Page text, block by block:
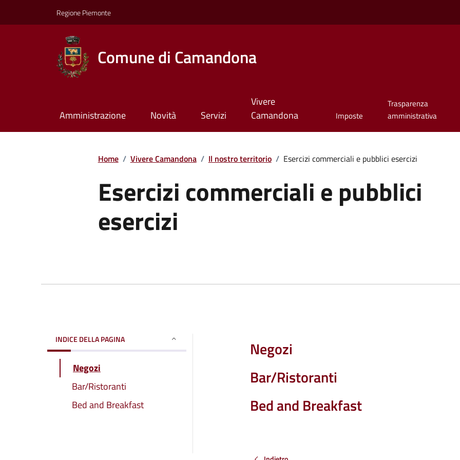
Regione Piemonte
Comune di Camandona
Amministrazione Novità Servizi
Vivere
Camandona
Imposte
Trasparenza
amministrativa
Home / Vivere Camandona / Il nostro territorio / Esercizi commerciali e pubblici esercizi
Esercizi commerciali e pubblici
esercizi
INDICE DELLA PAGINA
Negozi
Bar/Ristoranti
Bed and Breakfast
Negozi
Bar/Ristoranti
Bed and Breakfast